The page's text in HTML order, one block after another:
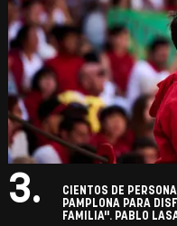
3.
CIENTOS DE
PAMPLONA PARA
FAMILIA". PABLO